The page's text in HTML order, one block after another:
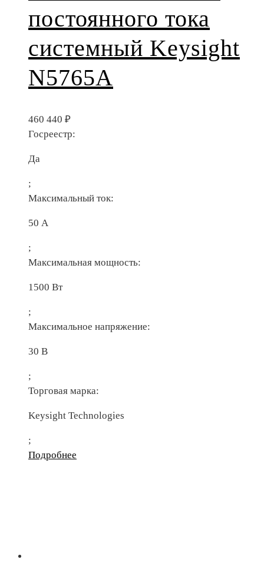
постоянного тока
системный Keysight
N5765A
460 440 ₽
Госреестр:
Да
;
Максимальный ток:
50 А
;
Максимальная мощность:
1500 Вт
;
Максимальное напряжение:
30 В
;
Торговая марка:
Keysight Technologies
;
Подробнее